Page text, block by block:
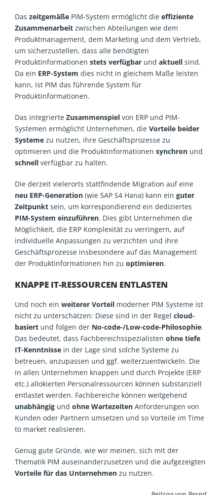
Das zeitgemäßePIM-System ermöglicht die effiziente
Zusammenarbeitzwischen Abteilungen wie dem
Produktmanagement, dem Marketing und dem Vertrieb,
um sicherzustellen, dass alle benötigten
Produktinformationen stets verfügbarund aktuellsind.
Da ein ERP-System dies nicht in gleichem Maße leisten
kann, ist PIM das führende System für
Produktinformationen.
Das integrierte Zusammenspielvon ERP und PIM-
Systemen ermöglicht Unternehmen, die Vorteile beider
Systemezu nutzen, ihre Geschäftsprozesse zu
optimieren und die Produktinformationen synchronund
schnellverfügbar zu halten.
Die derzeit vielerorts stattfindende Migration auf eine
neu ERP-Generation(wie SAP S4 Hana) kann ein guter
Zeitpunktsein, um korrespondierend ein dediziertes
PIM-System einzuführen. Dies gibt Unternehmen die
Möglichkeit, die ERP Komplexität zu verringern, auf
individuelle Anpassungen zu verzichten und ihre
Geschäftsprozesse insbesondere auf das Management
der Produktinformationen hin zu optimieren.
KNAPPE IT-RESSOURCEN ENTLASTEN
Und noch ein weiterer Vorteilmoderner PIM Systeme ist
nicht zu unterschätzen: Diese sind in der Regel cloud-
basiertund folgen der No-code-/Low-code-Philosophie.
Das bedeutet, dass Fachbereichsspezialisten ohne tiefe
IT-Kenntnissein der Lage sind solche Systeme zu
betreuen, anzupassen und ggf. weiterzuentwickeln. Die
in allen Unternehmen knappen und durch Projekte (ERP
etc.) allokierten Personalressourcen können substanziell
entlastet werden. Fachbereiche können weitgehend
unabhängigund ohne WartezeitenAnforderungen von
Kunden oder Partnern umsetzen und so Vorteile im Time
to market realisieren.
Genug gute Gründe, wie wir meinen, sich mit der
Thematik PIM auseinanderzusetzen und die aufgezeigten
Vorteile für das Unternehmenzu nutzen.